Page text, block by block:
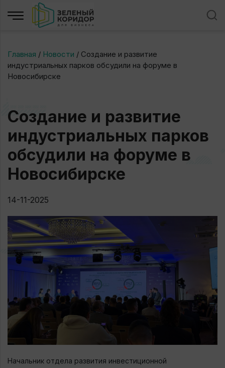
Главная / Новости / Создание и развитие
индустриальных парков обсудили на форуме в
Новосибирске
Создание и развитие
индустриальных парков
обсудили на форуме в
Новосибирске
14-11-2025
Начальник отдела развития инвестиционной